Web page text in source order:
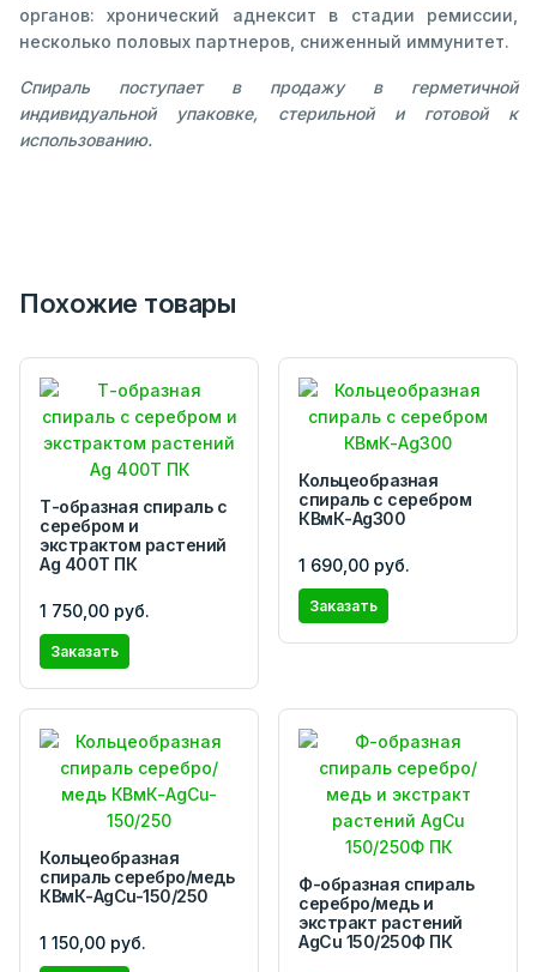
органов: хронический аднексит в стадии ремиссии,
несколько половых партнеров, сниженный иммунитет.
Спираль поступает в продажу в герметичной
индивидуальной упаковке, стерильной и готовой к
использованию.
Похожие товары
Т-образная спираль с
серебром и
экстрактом растений
Ag 400T ПК
1 750,00 руб.
Заказать
Кольцеобразная
спираль с серебром
КВмК-Ag300
1 690,00 руб.
Заказать
Кольцеобразная
спираль серебро/медь
КВмК-AgCu-150/250
1 150,00 руб.
Ф-образная спираль
серебро/медь и
экстракт растений
AgCu 150/250Ф ПК